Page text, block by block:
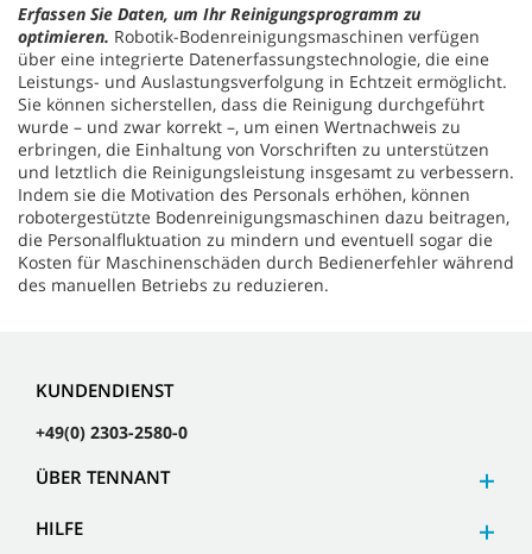
Erfassen Sie Daten, um Ihr Reinigungsprogramm zu
optimieren. Robotik-Bodenreinigungsmaschinen verfügen
über eine integrierte Datenerfassungstechnologie, die eine
Leistungs- und Auslastungsverfolgung in Echtzeit ermöglicht.
Sie können sicherstellen, dass die Reinigung durchgeführt
wurde – und zwar korrekt –, um einen Wertnachweis zu
erbringen, die Einhaltung von Vorschriften zu unterstützen
und letztlich die Reinigungsleistung insgesamt zu verbessern.
Indem sie die Motivation des Personals erhöhen, können
robotergestützte Bodenreinigungsmaschinen dazu beitragen,
die Personalfluktuation zu mindern und eventuell sogar die
Kosten für Maschinenschäden durch Bedienerfehler während
des manuellen Betriebs zu reduzieren.
KUNDENDIENST
+49(0) 2303-2580-0
ÜBER TENNANT
HILFE